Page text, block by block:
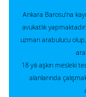
Ankara Barosu’na
avukatlık
uzman arabulucu
18 yılı aşkın mesleki
alanlarında